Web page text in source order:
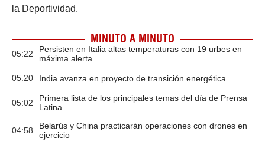
la Deportividad.
MINUTO A MINUTO
05:22
Persisten en Italia altas temperaturas con 19 urbes en
máxima alerta
05:20 India avanza en proyecto de transición energética
05:02
Primera lista de los principales temas del día de Prensa
Latina
04:58
Belarús y China practicarán operaciones con drones en
ejercicio